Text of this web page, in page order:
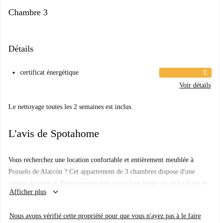
Chambre 3
Détails
certificat énergétique
E
Voir détails
Le nettoyage toutes les 2 semaines est inclus.
L'avis de Spotahome
Vous recherchez une location confortable et entièrement meublée à
Pozuelo de Alarcón ? Cet appartement de 3 chambres dispose d'une
cuisine équipée et d'équipements tels qu'un lave-linge, un sèche-linge et
un lave-vaisselle communs. L'intérieur est confortable et le loyer
Spotahome, ce logement répond aux normes de qualité.
Afficher plus keyboard_arrow_down
Nous avons vérifié cette propriété pour que vous n'ayez pas à le faire